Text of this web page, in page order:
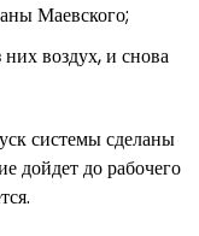
Маевского;
воздух, и снова
системы сделаны
дойдет до рабочего